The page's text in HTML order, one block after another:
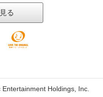
る
Holdings, Inc.